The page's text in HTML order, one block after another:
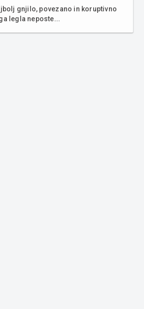
gnjilo, povezano in koruptivno
legla neposte...